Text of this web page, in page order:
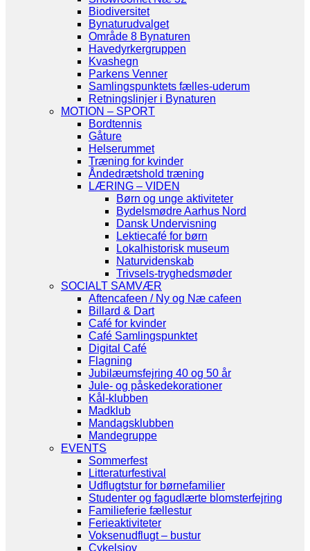
Biodiversitet
Bynaturudvalget
Område 8 Bynaturen
Havedyrkergruppen
Kvashegn
Parkens Venner
Samlingspunktets fælles-uderum
Retningslinjer i Bynaturen
MOTION – SPORT
Bordtennis
Gåture
Helserummet
Træning for kvinder
Åndedrætshold træning
LÆRING – VIDEN
Børn og unge aktiviteter
Bydelsmødre Aarhus Nord
Dansk Undervisning
Lektiecafé for børn
Lokalhistorisk museum
Naturvidenskab
Trivsels-tryghedsmøder
SOCIALT SAMVÆR
Aftencafeen / Ny og Næ cafeen
Billard & Dart
Café for kvinder
Café Samlingspunktet
Digital Café
Flagning
Jubilæumsfejring 40 og 50 år
Jule- og påskedekorationer
Kål-klubben
Madklub
Mandagsklubben
Mandegruppe
EVENTS
Sommerfest
Litteraturfestival
Udflugtstur for børnefamilier
Studenter og fagudlærte blomsterfejring
Familieferie fællestur
Ferieaktiviteter
Voksenudflugt – bustur
Cykelsjov